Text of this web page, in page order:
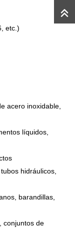
etc.)
acero inoxidable,
líquidos,
hidráulicos,
barandillas,
conjuntos de